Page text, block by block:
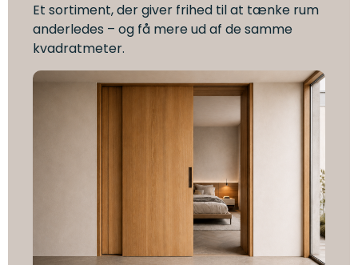
Et sortiment, der giver frihed til at tænke rum
anderledes – og få mere ud af de samme
kvadratmeter.